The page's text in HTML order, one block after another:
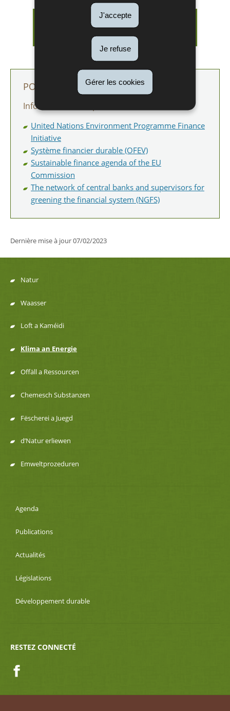
J'accepte
Je refuse
Gérer les cookies
Green Finance Konferenz - 16. &
17. Mai 2023
POUR EN SAVOIR PLUS
Informations complémentaires
United Nations Environment Programme Finance
Initiative
Système financier durable (OFEV)
Sustainable finance agenda of the EU
Commission
The network of central banks and supervisors for
greening the financial system (NGFS)
Dernière mise à jour07/02/2023
Menu
de
navigation
Natur
Waasser
Loft a Kaméidi
Klima an Energie
Offäll a Ressourcen
Chemesch Substanzen
Fëscherei a Juegd
d’Natur erliewen
Emweltprozeduren
Agenda
Publications
Actualités
Législations
Développement durable
RESTEZ CONNECTÉ